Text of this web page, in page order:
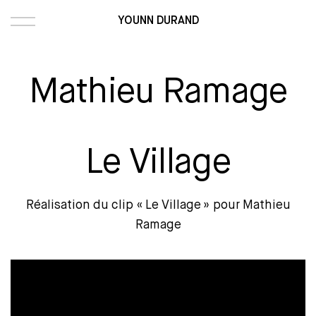
YOUNN DURAND
Mathieu Ramage
Le Village
Réalisation du clip « Le Village » pour Mathieu
Ramage